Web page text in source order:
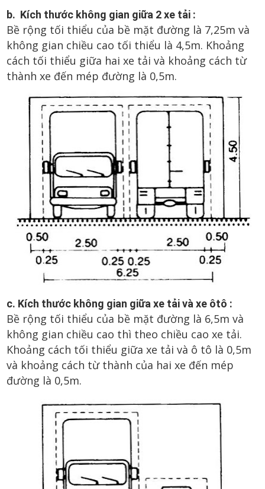
b. Kích thước không gian giữa 2 xe tải :
Bề rộng tối thiểu của bề mặt đường là 7,25m và
không gian chiều cao tối thiểu là 4,5m. Khoảng
cách tối thiểu giữa hai xe tải và khoảng cách từ
thành xe đến mép đường là 0,5m.
c. Kích thước không gian giữa xe tải và xe ôtô :
Bề rộng tối thiểu của bề mặt đường là 6,5m và
không gian chiều cao thì theo chiều cao xe tải.
Khoảng cách tối thiểu giữa xe tải và ô tô là 0,5m
và khoảng cách từ thành của hai xe đến mép
đường là 0,5m.